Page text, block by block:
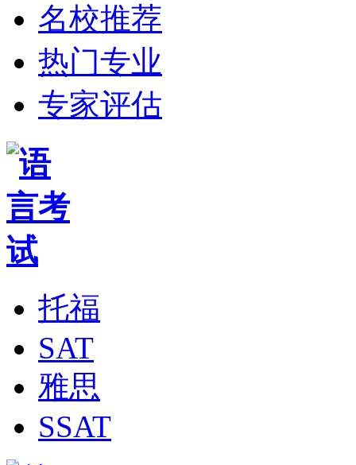
名校推荐
热门专业
专家评估
托福
SAT
雅思
SSAT